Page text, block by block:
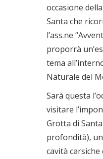
occasione
Santa che
l’ass.ne
proporrà
tema
Naturale del
Sarà questa
visitare
Grotta di
profondità),
cavità